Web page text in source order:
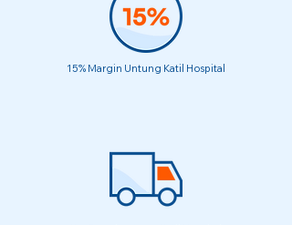
15% Margin Untung Katil Hospital